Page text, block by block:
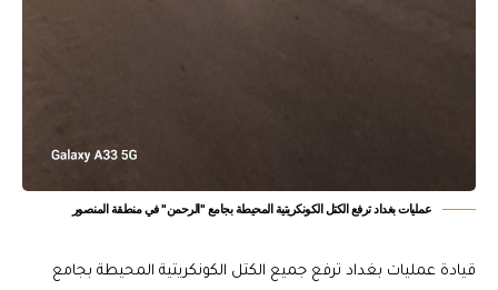
عمليات بغداد ترفع الكتل الكونكريتية المحيطة بجامع "الرحمن" في منطقة المنصور
قيادة عمليات بغداد ترفع جميع الكتل الكونكريتية المحيطة بجامع